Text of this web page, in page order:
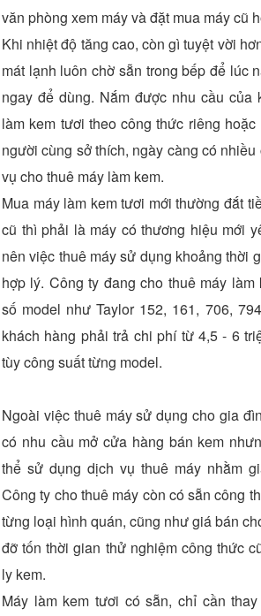
văn phòng xem máy và đặt mua máy cũ
Khi nhiệt độ tăng cao, còn gì tuyệt vời
mát lạnh luôn chờ sẵn trong bếp để lúc
ngay để dùng. Nắm được nhu cầu của
làm kem tươi theo công thức riêng
người cùng sở thích, ngày càng có
vụ cho thuê máy làm kem.
Mua máy làm kem tươi mới thường đắt
cũ thì phải là máy có thương hiệu mới
nên việc thuê máy sử dụng khoảng thời
hợp lý. Công ty đang cho thuê máy làm
số model như Taylor 152, 161, 706,
khách hàng phải trả chi phí từ 4,5 - 6
tùy công suất từng model.
Ngoài việc thuê máy sử dụng cho gia
có nhu cầu mở cửa hàng bán kem
thể sử dụng dịch vụ thuê máy nhằm
Công ty cho thuê máy còn có sẵn công
từng loại hình quán, cũng như giá bán
đỡ tốn thời gian thử nghiệm công thức
ly kem.
Máy làm kem tươi có sẵn, chỉ cần